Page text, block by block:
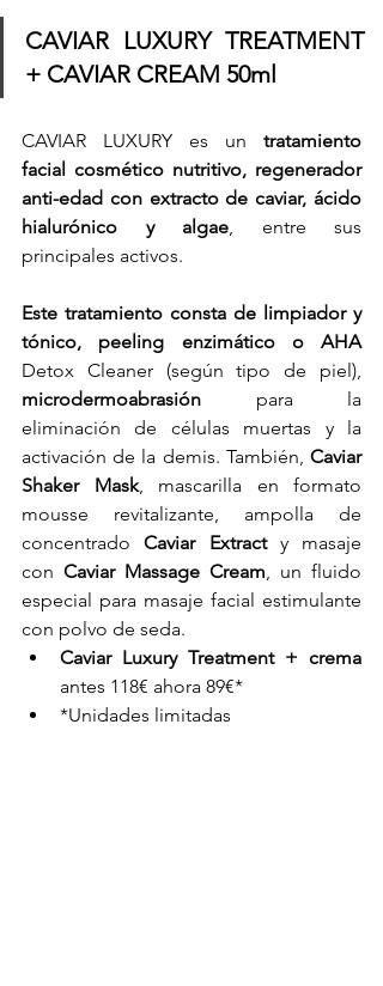
CAVIAR LUXURY TREATMENT
+ CAVIAR CREAM 50ml
CAVIAR LUXURY es un tratamiento
facial cosmético nutritivo, regenerador
anti-edad con extracto de caviar, ácido
hialurónico y algae, entre sus
principales activos.⁠
Este tratamiento consta de limpiador y
tónico, peeling enzimático o AHA
microdermoabrasión para la
eliminación de células muertas y la
activación de la demis. También, Caviar
Shaker Mask, mascarilla en formato
mousse revitalizante, ampolla de
concentrado Caviar Extract y masaje
con Caviar Massage Cream, un fluido
especial para masaje facial estimulante
con polvo de seda.⁠
antes 118€ ahora 89€*
*Unidades limitadas